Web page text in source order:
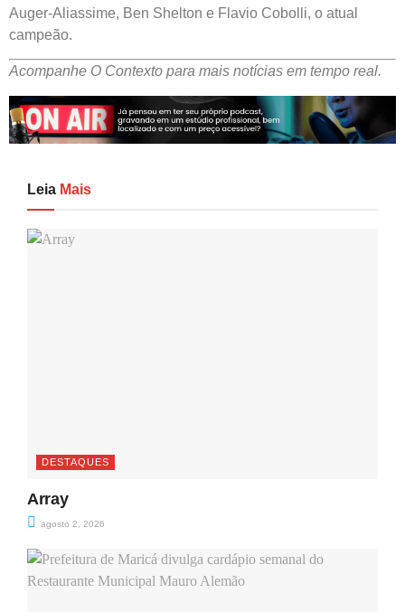
Auger-Aliassime, Ben Shelton e Flavio Cobolli, o atual
campeão.
Acompanhe O Contexto para mais notícias em tempo real.
Leia Mais
DESTAQUES
Array
agosto 2, 2026